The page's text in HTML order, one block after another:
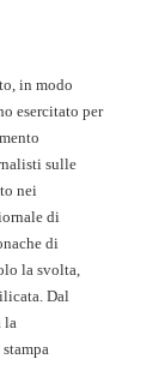
in modo
esercitato per
sulle
nei
di
di
la svolta,
Dal
la